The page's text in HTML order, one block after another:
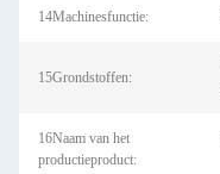
14Machinesfunctie:
15Grondstoffen:
16Naam van het
productieproduct: